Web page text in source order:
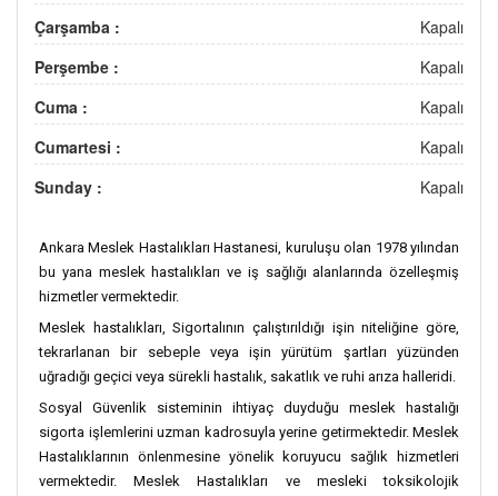
Çarşamba :
Kapalı
Perşembe :
Kapalı
Cuma :
Kapalı
Cumartesi :
Kapalı
Sunday :
Kapalı
Ankara Meslek Hastalıkları Hastanesi, kuruluşu olan 1978 yılından
bu yana meslek hastalıkları ve iş sağlığı alanlarında özelleşmiş
hizmetler vermektedir.
Meslek hastalıkları, Sigortalının çalıştırıldığı işin niteliğine göre,
tekrarlanan bir sebeple veya işin yürütüm şartları yüzünden
uğradığı geçici veya sürekli hastalık, sakatlık ve ruhi arıza halleridi.
Sosyal Güvenlik sisteminin ihtiyaç duyduğu meslek hastalığı
sigorta işlemlerini uzman kadrosuyla yerine getirmektedir. Meslek
Hastalıklarının önlenmesine yönelik koruyucu sağlık hizmetleri
vermektedir. Meslek Hastalıkları ve mesleki toksikolojik